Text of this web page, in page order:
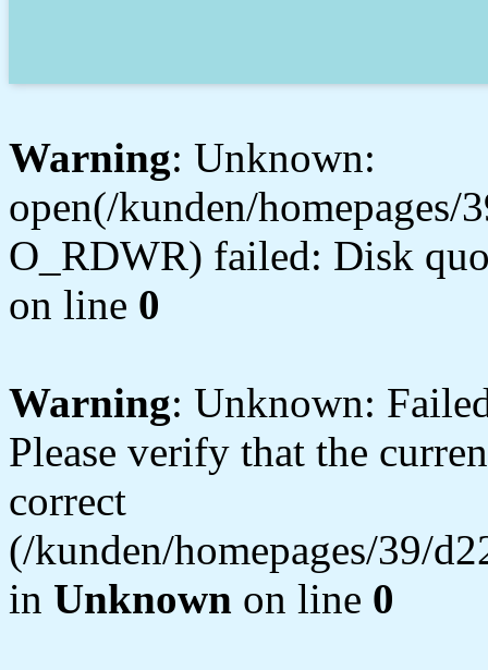
Warning: Unknown:
open(/kunden/
O_RDWR) failed: Disk
on line 0
Warning: Unknown:
Please verify that the
correct
(/kunden/homepages/39/
in Unknown on line 0